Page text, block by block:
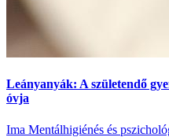
Leányanyák: A születendő
óvja
Ima Mentálhigiénés és